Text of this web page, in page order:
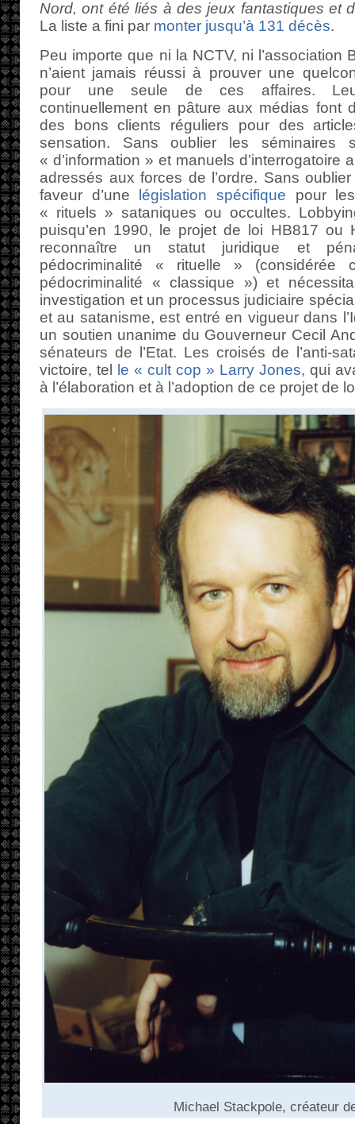
Nord, ont été liés à des jeux fantastiques et
La liste a fini par monter jusqu’à 131 décès.
Peu importe que ni la NCTV, ni l’association
n’aient jamais réussi à prouver une
pour une seule de ces affaires.
continuellement en pâture aux médias font
des bons clients réguliers pour des
sensation. Sans oublier les séminaires
« d’information » et manuels d’interrogatoire
adressés aux forces de l’ordre. Sans
faveur d’une
législation spécifique pour
« rituels » sataniques ou occultes.
puisqu’en 1990, le projet de loi HB817 ou
reconnaître un statut juridique et
pédocriminalité « rituelle » (considérée
pédocriminalité « classique ») et
investigation et un processus judiciaire
et au satanisme, est entré en vigueur dans
un soutien unanime du Gouverneur Cecil
sénateurs de l’Etat. Les croisés de l’anti-
victoire, tel
le « cult cop » Larry Jones, qui
à l’élaboration et à l’adoption de ce projet de
Michael Stackpole, créateur